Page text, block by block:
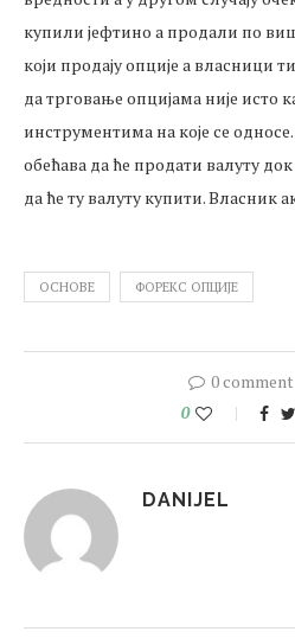
купили јефтино а продали по
који продају опције а власници
да трговање опцијама није исто
инструментима на које се
обећава да ће продати валуту
да ће ту валуту купити. Власник
ОСНОВЕ ФОРЕКС ОПЦИЈЕ
0 comment
0
DANIJEL